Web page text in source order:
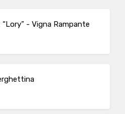
- Vigna Rampante